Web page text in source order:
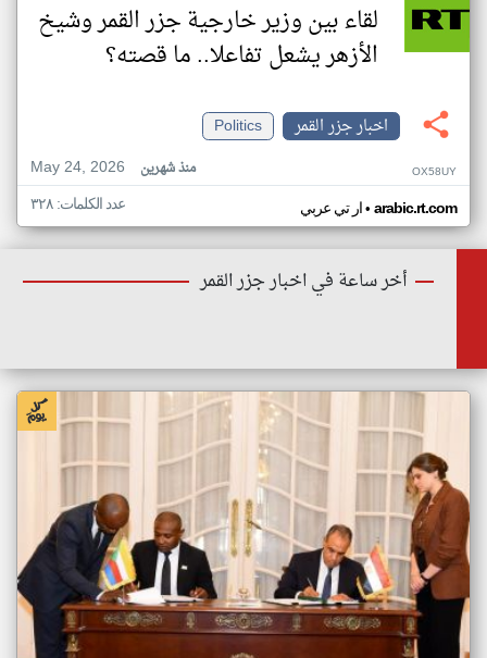
لقاء بين وزير خارجية جزر القمر وشيخ
الأزهر يشعل تفاعلا.. ما قصته؟
اخبار جزر القمر
Politics
May 24, 2026
منذ شهرين OX58UY
ار تي عربي• arabic.rt.com عدد الكلمات: ٣٢٨
أخر ساعة في اخبار جزر القمر